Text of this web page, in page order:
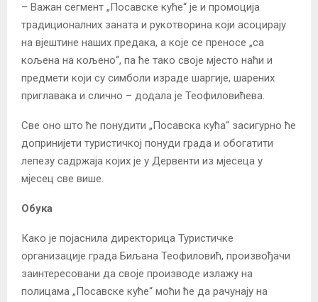
– Важан сегмент „Посавске куће“ је и промоција
традиционалних заната и рукотворина који асоцирају
на вјештине наших предака, а које се преносе „са
кољена на кољено“, па ће тако своје мјесто наћи и
предмети који су симболи израде шаргије, шарених
приглавака и слично – додала је Теофиловићева.
Све оно што ће понудити „Посавска кућа“ засигурно ће
допринијети туристичкој понуди града и обогатити
лепезу садржаја којих је у Дервенти из мјесеца у
мјесец све више.
Обука
Како је појаснила директорица Туристичке
организације града Биљана Теофиловић, произвођачи
заинтересовани да своје производе излажу на
полицама „Посавске куће“ моћи ће да рачунају на